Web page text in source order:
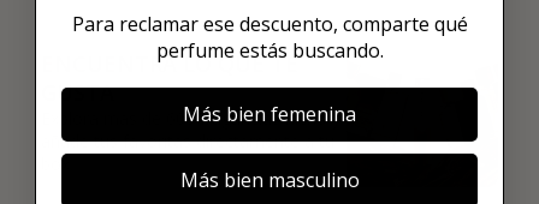
01
ENCUENTRA LO QUE TE
GUSTA
Explora más de 600 fragancias nicho y
añade tus favoritas directamente a tu
box.
Para reclamar ese descuento, comparte qué
perfume estás buscando.
Más bien femenina
Más bien masculino